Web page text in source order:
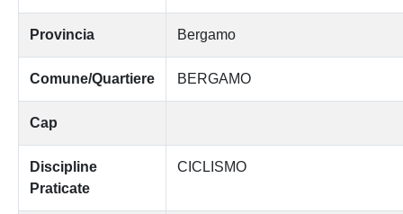
Provincia Bergamo
Comune/Quartiere BERGAMO
Cap
Discipline
Praticate
CICLISMO